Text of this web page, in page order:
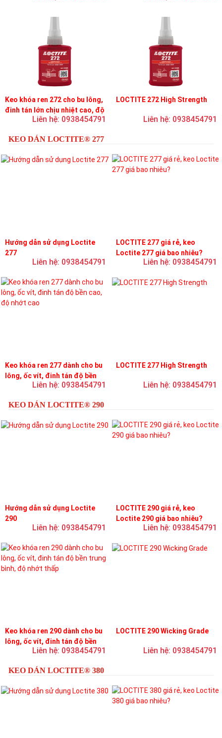
Keo khóa ren 272 cho bu lông,
đinh tán lớn chịu nhiệt cao, độ
bền cao, độ nhớt trung bình
Liên hệ: 0938454791
LOCTITE 272 High Strength
Liên hệ: 0938454791
KEO DÁN LOCTITE® 277
Hướng dẫn sử dụng Loctite
277
Liên hệ: 0938454791
LOCTITE 277 giá rẻ, keo
Loctite 277 giá bao nhiêu?
Liên hệ: 0938454791
Keo khóa ren 277 dành cho bu
lông, ốc vít, đinh tán độ bền
cao, độ nhớt cao
Liên hệ: 0938454791
LOCTITE 277 High Strength
Liên hệ: 0938454791
KEO DÁN LOCTITE® 290
Hướng dẫn sử dụng Loctite
290
Liên hệ: 0938454791
LOCTITE 290 giá rẻ, keo
Loctite 290 giá bao nhiêu?
Liên hệ: 0938454791
Keo khóa ren 290 dành cho bu
lông, ốc vít, đinh tán độ bền
trung bình, độ nhớt thấp
Liên hệ: 0938454791
LOCTITE 290 Wicking Grade
Liên hệ: 0938454791
KEO DÁN LOCTITE® 380